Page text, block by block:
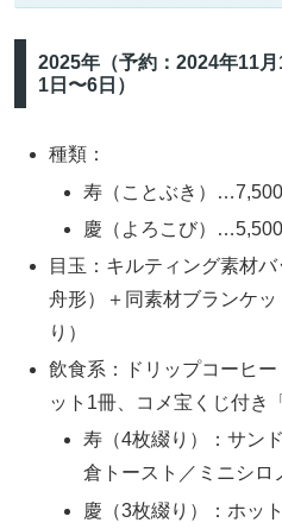
2025年（予約：2024年11
1日〜6日）
種類：
寿（ことぶき）…7,500
慶（よろこび）
目玉：キルティング素材
舟形）＋同素材ブランケ
り）
飲食系：ドリップコーヒ
ット1冊、コメ宝くじ付き
寿（4枚綴り）：サン
倉トースト／ミニシロ
慶（3枚綴り）：ホッ